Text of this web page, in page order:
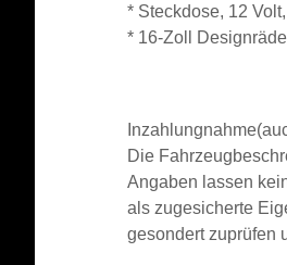
* Steckdose, 12
* 16-Zoll
Die
Angaben lassen
als zugesicherte
gesondert zuprüfen